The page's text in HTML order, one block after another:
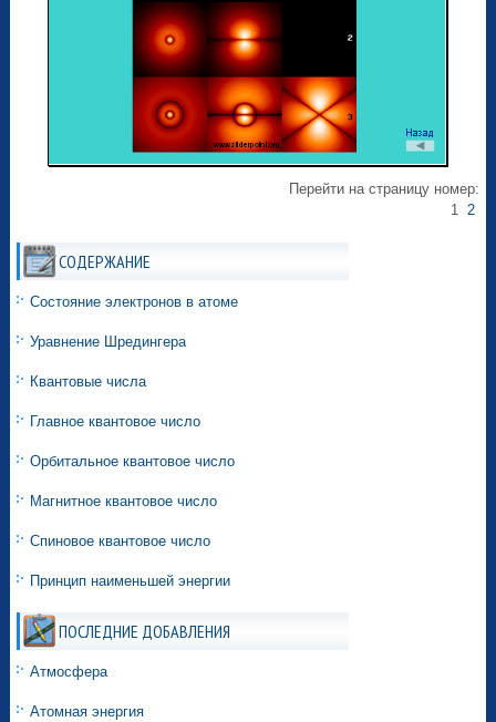
Перейти на страницу номер:
1 2
СОДЕРЖАНИЕ
Состояние электронов в атоме
Уравнение Шредингера
Квантовые числа
Главное квантовое число
Орбитальное квантовое число
Магнитное квантовое число
Спиновое квантовое число
Принцип наименьшей энергии
ПОСЛЕДНИЕ ДОБАВЛЕНИЯ
Атмосфера
Атомная энергия